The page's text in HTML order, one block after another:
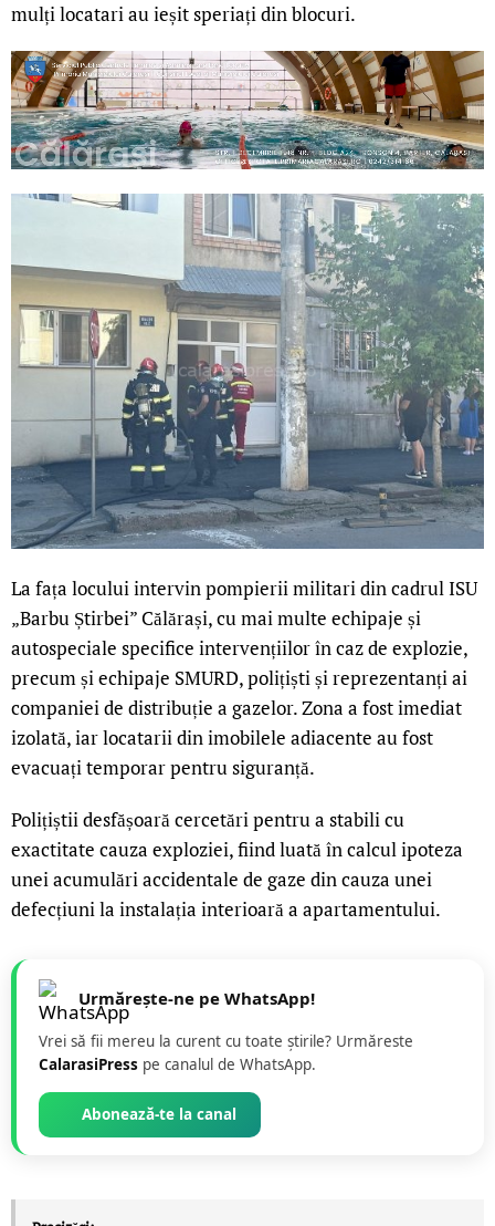
mulți locatari au ieșit speriați din blocuri.
La fața locului intervin pompierii militari din cadrul ISU
„Barbu Știrbei” Călărași, cu mai multe echipaje și
autospeciale specifice intervențiilor în caz de explozie,
precum și echipaje SMURD, polițiști și reprezentanți ai
companiei de distribuție a gazelor. Zona a fost imediat
izolată, iar locatarii din imobilele adiacente au fost
evacuați temporar pentru siguranță.
Polițiștii desfășoară cercetări pentru a stabili cu
exactitate cauza exploziei, fiind luată în calcul ipoteza
unei acumulări accidentale de gaze din cauza unei
defecțiuni la instalația interioară a apartamentului.
Urmărește-ne pe WhatsApp!
Vrei să fii mereu la curent cu toate știrile? Urmăreste
CalarasiPress pe canalul de WhatsApp.
Abonează-te la canal